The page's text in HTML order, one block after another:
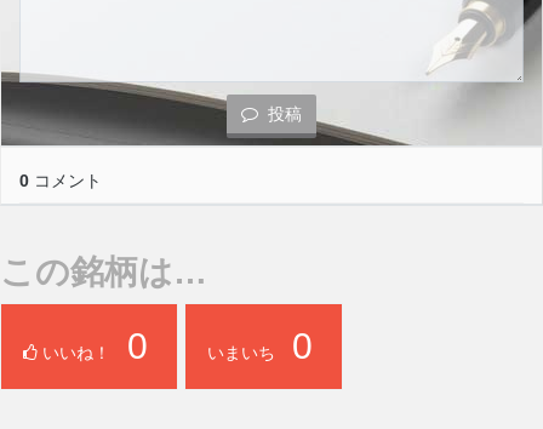
投稿
0 コメント
この銘柄は…
いいね！ 0 いまいち 0